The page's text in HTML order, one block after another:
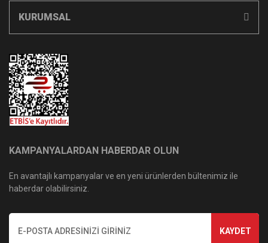
KURUMSAL
KAMPANYALARDAN HABERDAR OLUN
En avantajlı kampanyalar ve en yeni ürünlerden bültenimiz ile
haberdar olabilirsiniz.
KAYDET